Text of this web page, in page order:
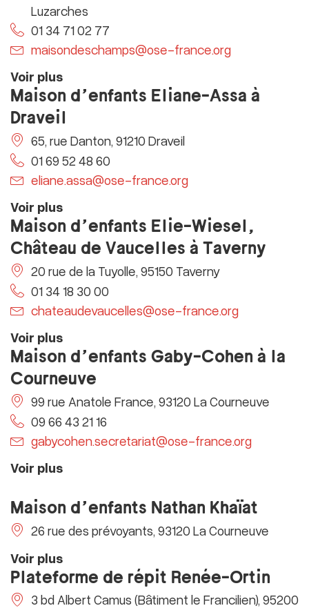
Luzarches
01 34 71 02 77
maisondeschamps@ose-france.org
Voir plus
Maison d’enfants Eliane-Assa à
Draveil
65, rue Danton, 91210 Draveil
01 69 52 48 60
eliane.assa@ose-france.org
Voir plus
Maison d’enfants Elie-Wiesel,
Château de Vaucelles à Taverny
20 rue de la Tuyolle, 95150 Taverny
01 34 18 30 00
chateaudevaucelles@ose-france.org
Voir plus
Maison d’enfants Gaby-Cohen à la
Courneuve
99 rue Anatole France, 93120 La Courneuve
09 66 43 21 16
gabycohen.secretariat@ose-france.org
Voir plus
Maison d’enfants Nathan Khaïat
26 rue des prévoyants, 93120 La Courneuve
Voir plus
Plateforme de répit Renée-Ortin
3 bd Albert Camus (Bâtiment le Francilien), 95200